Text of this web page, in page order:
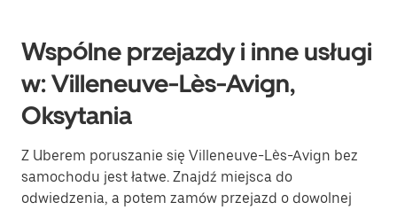
Wspólne przejazdy i inne usługi
w: Villeneuve-Lès-Avign,
Oksytania
Z Uberem poruszanie się Villeneuve-Lès-Avign bez
samochodu jest łatwe. Znajdź miejsca do
odwiedzenia, a potem zamów przejazd o dowolnej